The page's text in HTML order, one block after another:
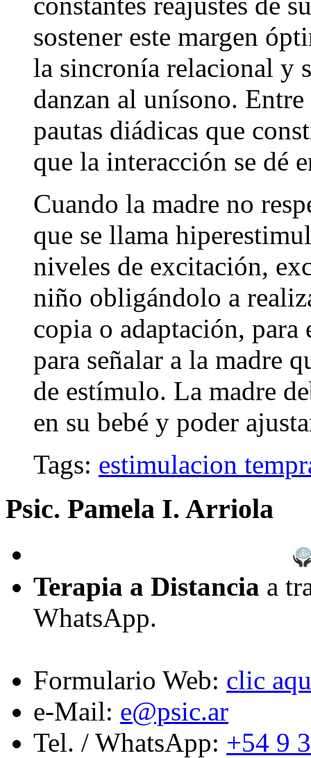
sostener este margen
la sincronía relacional y
danzan al unísono. Entre
pautas diádicas que
que la interacción se dé
Cuando la madre no
que se llama
niveles de excitación,
niño obligándolo a
copia o adaptación,
para señalar a la madre
de estímulo. La madre
en su bebé y poder
Tags: estimulacion
Psic. Pamela I. Arriola
Terapia a Distancia a
WhatsApp.
Formulario Web: clic
e-Mail: e@psic.ar
Tel. / WhatsApp: +54 9